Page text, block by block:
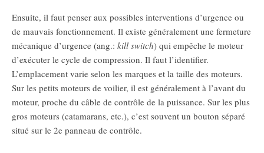
Ensuite, il faut penser aux possibles interventions d’urgence ou
de mauvais fonctionnement. Il existe généralement une fermeture
mécanique d’urgence (ang.: kill switch) qui empêche le moteur
d’exécuter le cycle de compression. Il faut l’identifier.
L’emplacement varie selon les marques et la taille des moteurs.
Sur les petits moteurs de voilier, il est généralement à l’avant du
moteur, proche du câble de contrôle de la puissance. Sur les plus
gros moteurs (catamarans, etc.), c’est souvent un bouton séparé
situé sur le 2e panneau de contrôle.